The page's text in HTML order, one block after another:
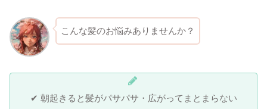
こんな髪のお悩みありませんか？
✔ 朝起きると髪がパサパサ・広がってまとまらない